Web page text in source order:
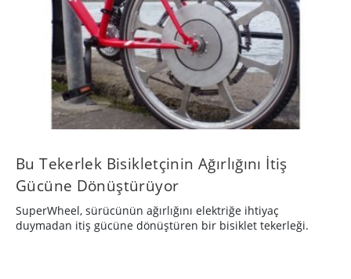
Bu Tekerlek Bisikletçinin Ağırlığını İtiş
Gücüne Dönüştürüyor
SuperWheel, sürücünün ağırlığını elektriğe ihtiyaç
duymadan itiş gücüne dönüştüren bir bisiklet tekerleği.